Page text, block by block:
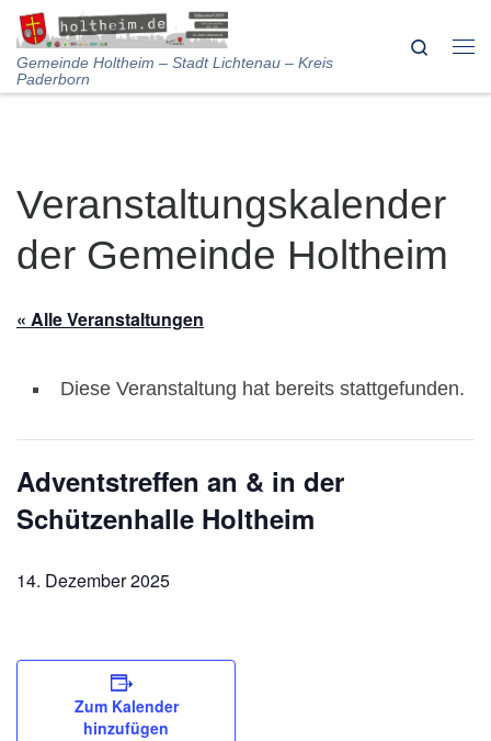
Skip to content
Gemeinde Holtheim – Stadt Lichtenau – Kreis
Paderborn
Search
Veranstaltungskalender
der Gemeinde Holtheim
« Alle Veranstaltungen
Diese Veranstaltung hat bereits stattgefunden.
Adventstreffen an & in der
Schützenhalle Holtheim
14. Dezember 2025
Zum Kalender
hinzufügen